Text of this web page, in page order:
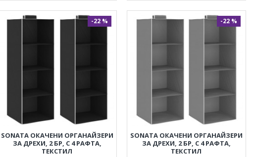
-22 %
SONATA ОКАЧЕНИ ОРГАНАЙЗЕРИ
ЗА ДРЕХИ, 2 БР, С 4 РАФТА,
ТЕКСТИЛ
-22 %
SONATA ОКАЧЕНИ ОРГАНАЙЗЕРИ
ЗА ДРЕХИ, 2 БР, С 4 РАФТА,
ТЕКСТИЛ